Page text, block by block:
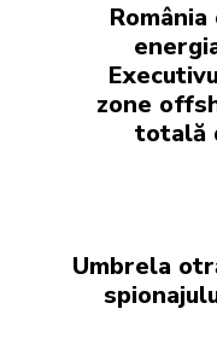
zone
totală
Umbrela